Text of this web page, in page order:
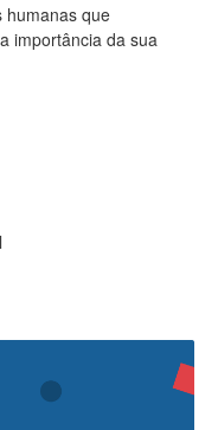
humanas que
importância da sua